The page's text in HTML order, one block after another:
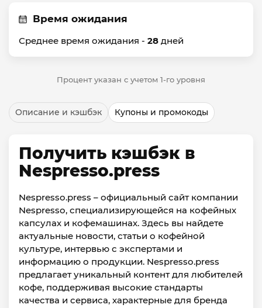
Время ожидания
Среднее время ожидания - 28 дней
Процент указан с учетом 1-го уровня
Описание и кэшбэк Купоны и промокоды
Получить кэшбэк в
Nespresso.press
Nespresso.press – официальный сайт компании
Nespresso, специализирующейся на кофейных
капсулах и кофемашинах. Здесь вы найдете
актуальные новости, статьи о кофейной
культуре, интервью с экспертами и
информацию о продукции. Nespresso.press
предлагает уникальный контент для любителей
кофе, поддерживая высокие стандарты
качества и сервиса, характерные для бренда